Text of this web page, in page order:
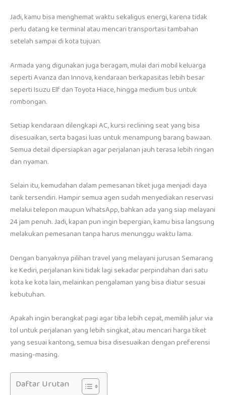
Jadi, kamu bisa menghemat waktu sekaligus energi, karena tidak
perlu datang ke terminal atau mencari transportasi tambahan
setelah sampai di kota tujuan.
Armada yang digunakan juga beragam, mulai dari mobil keluarga
seperti Avanza dan Innova, kendaraan berkapasitas lebih besar
seperti Isuzu Elf dan Toyota Hiace, hingga medium bus untuk
rombongan.
Setiap kendaraan dilengkapi AC, kursi reclining seat yang bisa
disesuaikan, serta bagasi luas untuk menampung barang bawaan.
Semua detail dipersiapkan agar perjalanan jauh terasa lebih ringan
dan nyaman.
Selain itu, kemudahan dalam pemesanan tiket juga menjadi daya
tarik tersendiri. Hampir semua agen sudah menyediakan reservasi
melalui telepon maupun WhatsApp, bahkan ada yang siap melayani
24 jam penuh. Jadi, kapan pun ingin bepergian, kamu bisa langsung
melakukan pemesanan tanpa harus menunggu waktu lama.
Dengan banyaknya pilihan travel yang melayani jurusan Semarang
ke Kediri, perjalanan kini tidak lagi sekadar perpindahan dari satu
kota ke kota lain, melainkan pengalaman yang bisa diatur sesuai
kebutuhan.
Apakah ingin berangkat pagi agar tiba lebih cepat, memilih jalur via
tol untuk perjalanan yang lebih singkat, atau mencari harga tiket
yang sesuai kantong, semua bisa disesuaikan dengan preferensi
masing-masing.
Daftar Urutan